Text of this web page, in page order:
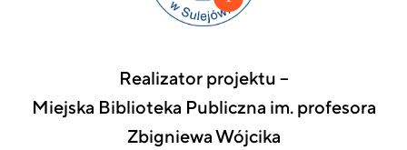
Realizator projektu –
Miejska Biblioteka Publiczna im. profesora
Zbigniewa Wójcika